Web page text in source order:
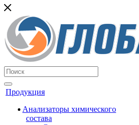
Продукция
Анализаторы химического
состава